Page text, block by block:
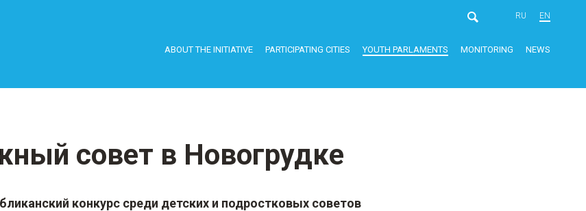
RU EN
ABOUT THE INITIATIVE PARTICIPATING CITIES YOUTH PARLAMENTS MONITORING NEWS
cовет в Новогрудке
конкурс среди детских и подростковых советов